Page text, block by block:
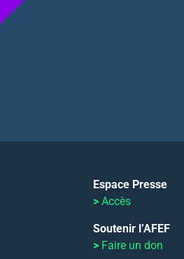
Espace Presse
>Accès
Soutenir l’AFEF
> Faire un don